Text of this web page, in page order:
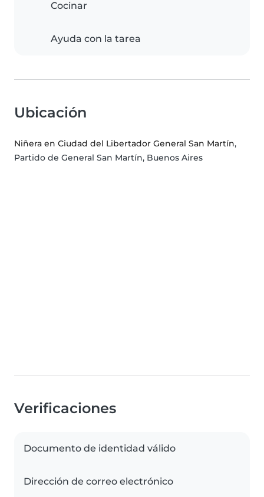
Cocinar
Ayuda con la tarea
Ubicación
Niñera en Ciudad del Libertador General San Martín,
Partido de General San Martín, Buenos Aires
Verificaciones
Documento de identidad válido
Dirección de correo electrónico